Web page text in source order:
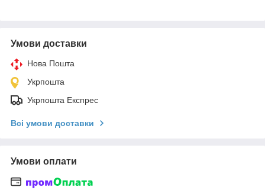
Умови доставки
Нова Пошта
Укрпошта
Укрпошта Експрес
Всі умови доставки
Умови оплати